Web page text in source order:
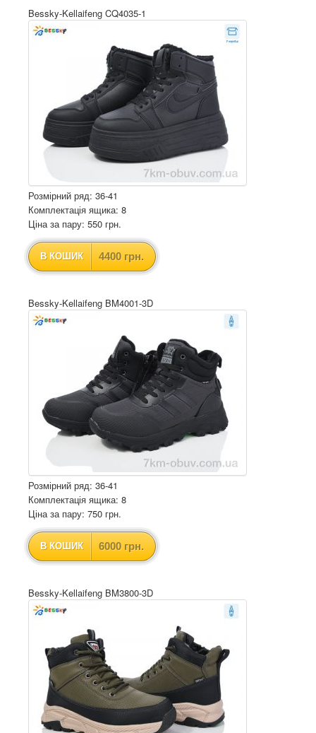
Bessky-Kellaifeng CQ4035-1
Розмірний ряд: 36-41
Комплектація ящика: 8
Ціна за пару: 550 грн.
В КОШИК 4400 грн.
Bessky-Kellaifeng BM4001-3D
Розмірний ряд: 36-41
Комплектація ящика: 8
Ціна за пару: 750 грн.
В КОШИК 6000 грн.
Bessky-Kellaifeng BM3800-3D